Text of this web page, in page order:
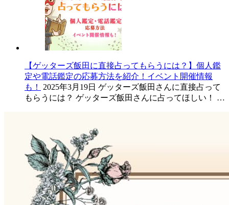
【ゲッターズ飯田に直接占ってもらうには？】個人鑑
定や電話鑑定の応募方法を紹介！イベント開催情報
も！
2025年3月19日 ゲッターズ飯田さんに直接占って
もらうには？ ゲッターズ飯田さんに占ってほしい！ …